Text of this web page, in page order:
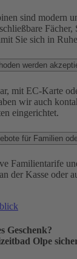
sind modern
Fächer,
Sie sich in
werden
mit EC-Karte
wir auch
eingerichtet.
für Familien
Familientarife
der Kasse oder
Geschenk?
Olpe